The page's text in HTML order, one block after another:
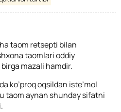
taom retsepti bilan
taomlari oddiy
mazali hamdir.
ko’proq oqsildan iste’mol
taom aynan shunday sifatni